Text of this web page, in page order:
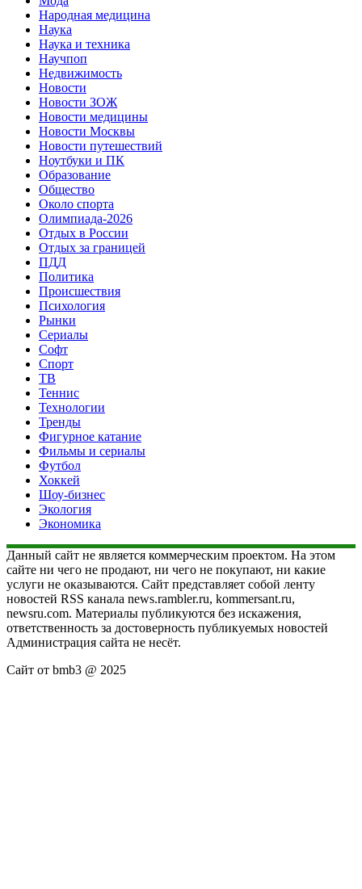
Народная медицина
Наука
Наука и техника
Научпоп
Недвижимость
Новости
Новости ЗОЖ
Новости медицины
Новости Москвы
Новости путешествий
Ноутбуки и ПК
Образование
Общество
Около спорта
Олимпиада-2026
Отдых в России
Отдых за границей
ПДД
Политика
Происшествия
Психология
Рынки
Сериалы
Софт
Спорт
ТВ
Теннис
Технологии
Тренды
Фигурное катание
Фильмы и сериалы
Футбол
Хоккей
Шоу-бизнес
Экология
Экономика
Данный сайт не является коммерческим проектом. На этом
сайте ни чего не продают, ни чего не покупают, ни какие
услуги не оказываются. Сайт представляет собой ленту
новостей RSS канала news.rambler.ru, kommersant.ru,
newsru.com. Материалы публикуются без искажения,
ответственность за достоверность публикуемых новостей
Администрация сайта не несёт.
Сайт от bmb3 @ 2025